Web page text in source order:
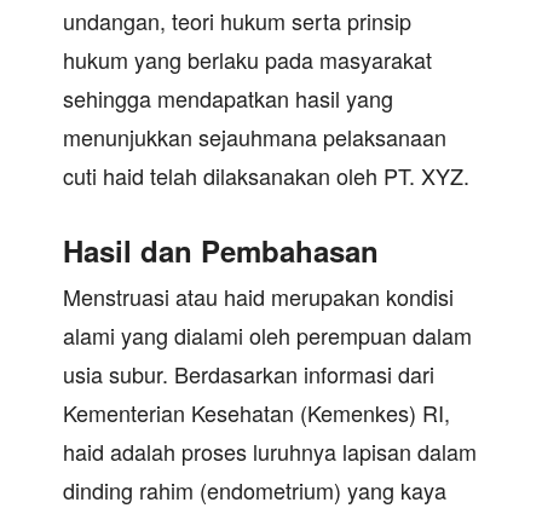
undangan, teori hukum serta prinsip
hukum yang berlaku pada masyarakat
sehingga mendapatkan hasil yang
menunjukkan sejauhmana pelaksanaan
cuti haid telah dilaksanakan oleh PT. XYZ.
Hasil dan Pembahasan
Menstruasi atau haid merupakan kondisi
alami yang dialami oleh perempuan dalam
usia subur. Berdasarkan informasi dari
Kementerian Kesehatan (Kemenkes) RI,
haid adalah proses luruhnya lapisan dalam
dinding rahim (endometrium) yang kaya